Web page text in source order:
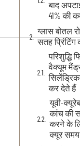
बाद
41% की
ग्लास बोतल
सतह प्रिंटिंग
परिशुद्धि
वैक्यूम
कर देते हैं
यूवी-
कांच की
करने के
क्यूर समय